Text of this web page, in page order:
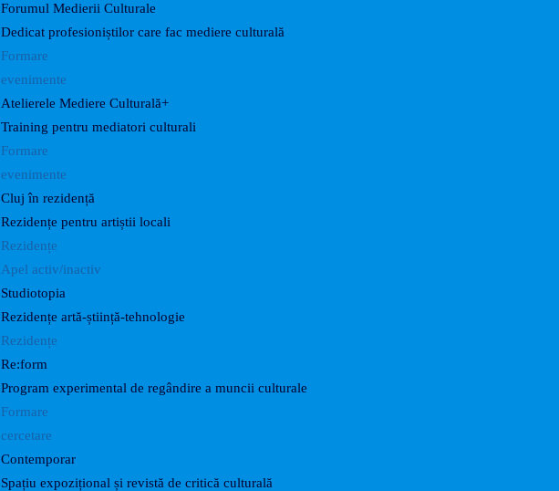
Forumul Medierii Culturale
Dedicat profesioniștilor care fac mediere culturală
Formare
evenimente
Atelierele Mediere Culturală+
Training pentru mediatori culturali
Formare
evenimente
Cluj în rezidență
Rezidențe pentru artiștii locali
Rezidențe
Apel activ/inactiv
Studiotopia
Rezidențe artă-știință-tehnologie
Rezidențe
Re:form
Program experimental de regândire a muncii culturale
Formare
cercetare
Contemporar
Spațiu expozițional și revistă de critică culturală